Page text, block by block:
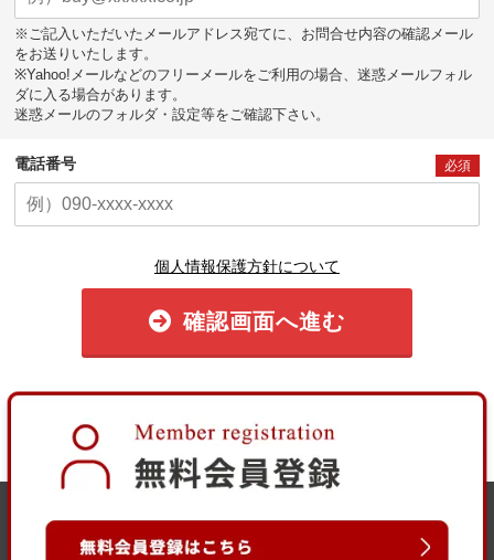
※ご記入いただいたメールアドレス宛てに、お問合せ内容の確認メール
をお送りいたします。
※Yahoo!メールなどのフリーメールをご利用の場合、迷惑メールフォル
ダに入る場合があります。
迷惑メールのフォルダ・設定等をご確認下さい。
電話番号 必須
個人情報保護方針について
確認画面へ進む